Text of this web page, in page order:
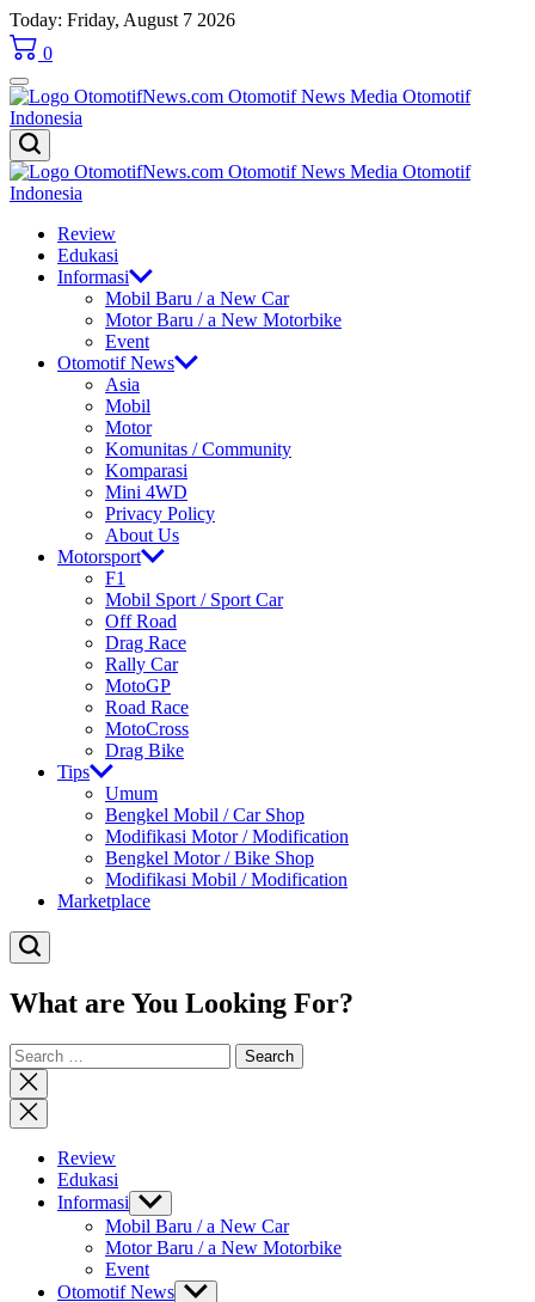
Skip
to
content
Today: Friday, August 7 2026
0
OtomotifNews.com
OtomotifNews.com
Review
Edukasi
Informasi
Mobil Baru / a New Car
Motor Baru / a New Motorbike
Event
Otomotif News
Asia
Mobil
Motor
Komunitas / Community
Komparasi
Mini 4WD
Privacy Policy
About Us
Motorsport
F1
Mobil Sport / Sport Car
Off Road
Drag Race
Rally Car
MotoGP
Road Race
MotoCross
Drag Bike
Tips
Umum
Bengkel Mobil / Car Shop
Modifikasi Motor / Modification
Bengkel Motor / Bike Shop
Modifikasi Mobil / Modification
Marketplace
What are You Looking For?
Search
for:
Close
search
Review
Edukasi
Informasi Show
sub
menu
Mobil Baru / a New Car
Motor Baru / a New Motorbike
Event
Otomotif News Show